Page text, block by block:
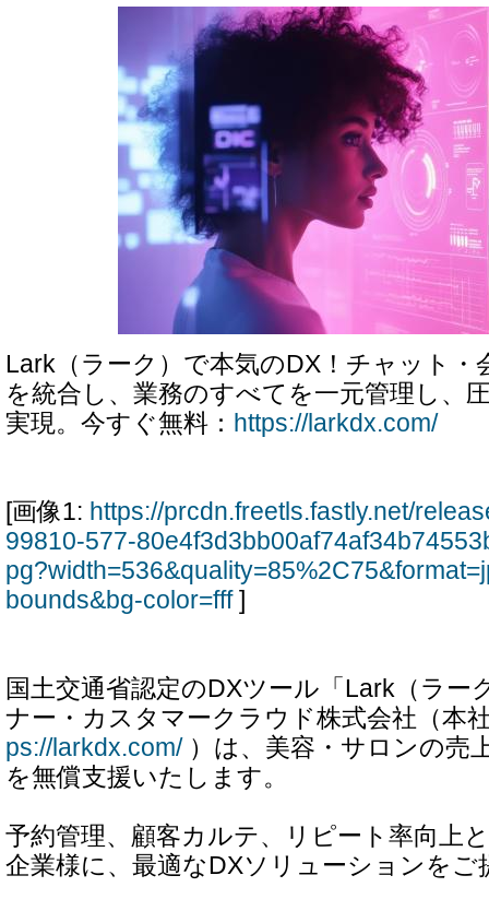
Lark（ラーク）で本気のDX！チャット・
を統合し、業務のすべてを一元管理し、
実現。今すぐ無料： https://larkdx.com/
[画像1: https://prcdn.freetls.fastly.net/
99810-577-
bounds&bg-color=fff]
国土交通省認定のDXツール「Lark（ラー
ナー・カスタマークラウド株式会社（本
ps://larkdx.com/）は、美容・サロンの売
を無償支援いたします。
予約管理、顧客カルテ、リピート率向上
企業様に、最適なDXソリューションをご